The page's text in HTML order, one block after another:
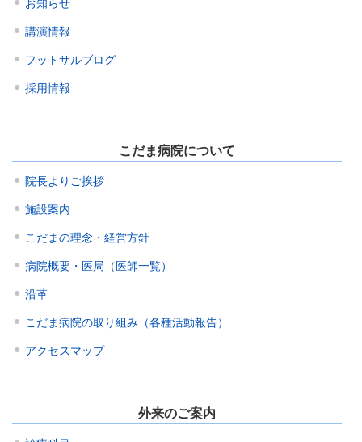
お知らせ
講演情報
フットサルブログ
採用情報
こだま病院について
院長よりご挨拶
施設案内
こだまの理念・経営方針
病院概要・医局（医師一覧）
沿革
こだま病院の取り組み（各種活動報告）
アクセスマップ
外来のご案内